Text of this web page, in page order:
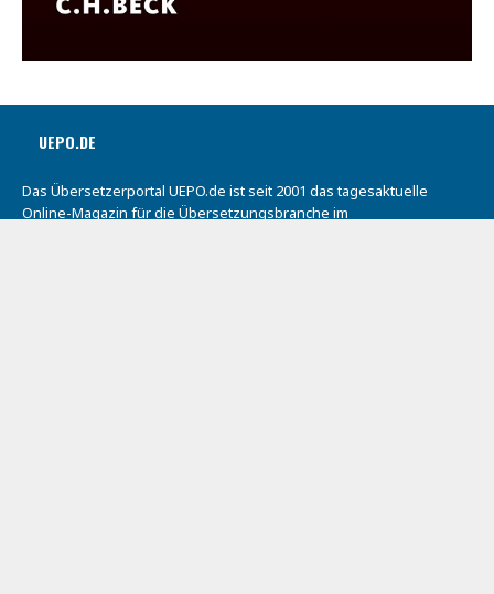
UEPO.DE
Das Übersetzerportal UEPO.de ist seit 2001 das tagesaktuelle
Online-Magazin für die Übersetzungsbranche im